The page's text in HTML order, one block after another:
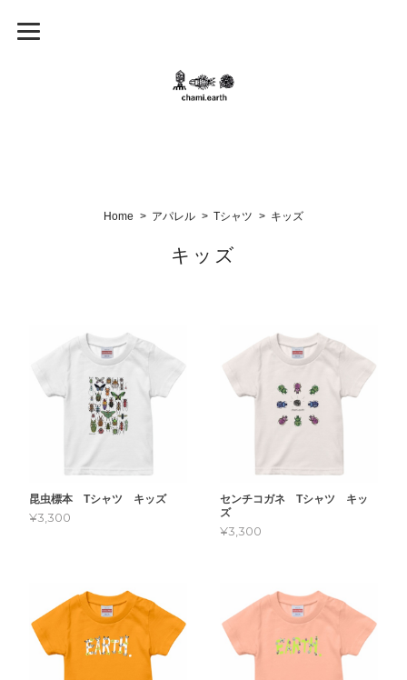
Home アパレル Tシャツ キッズ
キッズ
昆虫標本 Tシャツ キッズ
¥3,300
センチコガネ Tシャツ キッ
ズ
¥3,300